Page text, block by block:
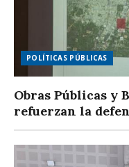
POLÍTICAS PÚBLICAS
Obras Públicas y
refuerzan la